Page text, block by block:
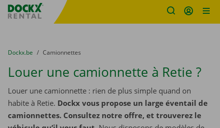
sitename
You are here:
du
Dockx.be to
Camionnettes
Louer une camionnette à Retie ?
Louer une camionnette : rien de plus simple quand on
habite à Retie. Dockx vous propose un large éventail de
camionnettes. Consultez notre offre, et trouverez le